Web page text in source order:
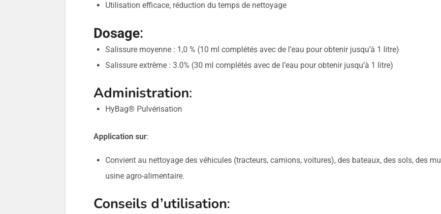
Utilisation efficace, réduction du temps de nettoyage
Dosage:
Salissure moyenne : 1,0 % (10 ml complétés avec de l’eau pour obtenir jusqu’à 1 litre)
Salissure extrême : 3.0% (30 ml complétés avec de l’eau pour obtenir jusqu’à 1 litre)
Administration:
HyBag® Pulvérisation
Application sur:
Convient au nettoyage des véhicules (tracteurs, camions, voitures), des bateaux, des sols, des
usine agro-alimentaire.
Conseils d’utilisation: